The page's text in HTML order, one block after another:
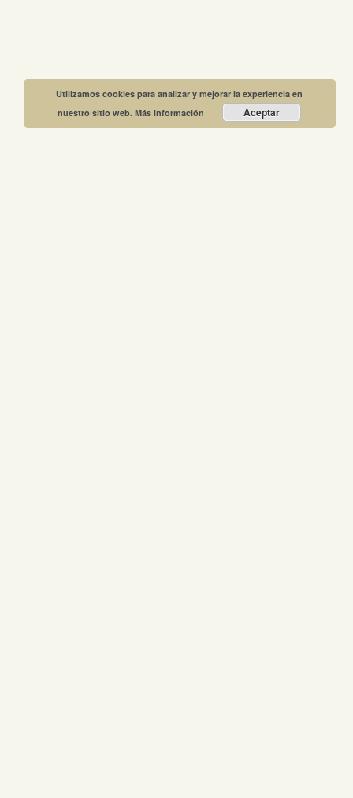
Utilizamos cookies para analizar y mejorar la experiencia en
nuestro sitio web.Más información Aceptar